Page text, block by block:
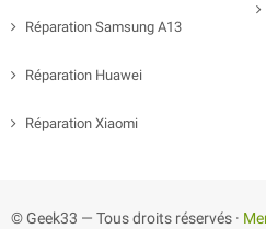
Réparation Samsung A13
Réparation Huawei
Réparation Xiaomi
© Geek33 — Tous droits réservés ·